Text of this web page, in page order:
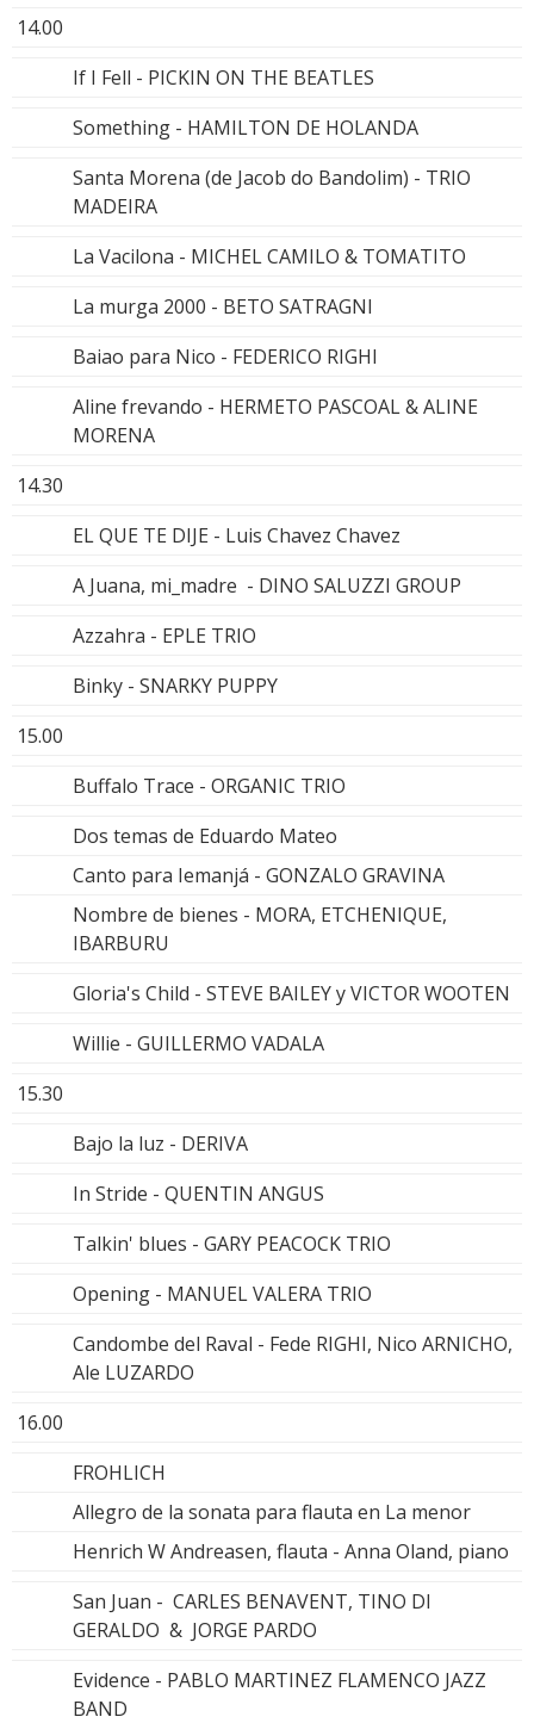
14.00
If I Fell - PICKIN ON THE BEATLES
Something - HAMILTON DE HOLANDA
Santa Morena (de Jacob do Bandolim) - TRIO
MADEIRA
La Vacilona - MICHEL CAMILO & TOMATITO
La murga 2000 - BETO SATRAGNI
Baiao para Nico - FEDERICO RIGHI
Aline frevando - HERMETO PASCOAL & ALINE
MORENA
14.30
EL QUE TE DIJE - Luis Chavez Chavez
A Juana, mi_madre - DINO SALUZZI GROUP
Azzahra - EPLE TRIO
Binky - SNARKY PUPPY
15.00
Buffalo Trace - ORGANIC TRIO
Dos temas de Eduardo Mateo
Canto para Iemanjá - GONZALO GRAVINA
Nombre de bienes - MORA, ETCHENIQUE,
IBARBURU
Gloria's Child - STEVE BAILEY y VICTOR WOOTEN
Willie - GUILLERMO VADALA
15.30
Bajo la luz - DERIVA
In Stride - QUENTIN ANGUS
Talkin' blues - GARY PEACOCK TRIO
Opening - MANUEL VALERA TRIO
Candombe del Raval - Fede RIGHI, Nico ARNICHO,
Ale LUZARDO
16.00
FROHLICH
Allegro de la sonata para flauta en La menor
Henrich W Andreasen, flauta - Anna Oland, piano
San Juan - CARLES BENAVENT, TINO DI
GERALDO & JORGE PARDO
Evidence - PABLO MARTINEZ FLAMENCO JAZZ
BAND